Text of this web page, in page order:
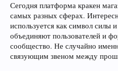
Сегодня платформа кракен
самых разных сферах.
используется как символ силы
объединяют пользователей и
сообщество. Не случайно
связующим звеном между